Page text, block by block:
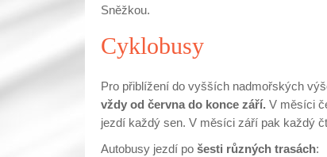
Sněžkou.
Cyklobusy
Pro přiblížení do vyšších nadmořských
vždy od června do konce září. V měsíci
jezdí každý sen. V měsíci září pak každý
Autobusy jezdí po šesti různých trasách: